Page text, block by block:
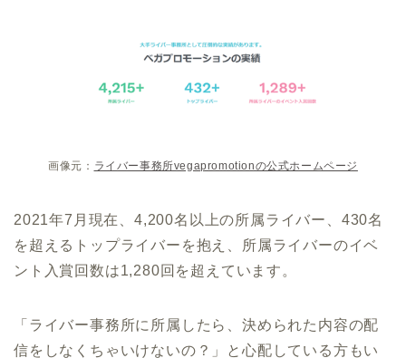
画像元： ライバー事務所vegapromotionの公式ホームページ
2021年7月現在、4,200名以上の所属ライバー、430名
を超えるトップライバーを抱え、所属ライバーのイベ
ント入賞回数は1,280回を超えています。
「ライバー事務所に所属したら、決められた内容の配
信をしなくちゃいけないの？」と心配している方もい